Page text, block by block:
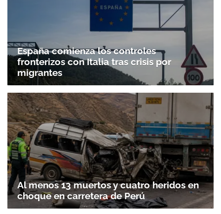
España comienza los controles
fronterizos con Italia tras crisis por
migrantes
Al menos 13 muertos y cuatro heridos en
choque en carretera de Perú